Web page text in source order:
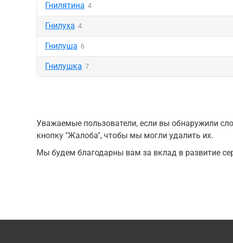
Гнилятина 4
Гнилуха 4
Гнилуша 6
Гнилушка 7
Уважаемые пользователи, если вы обнаружили
кнопку "Жалоба", чтобы мы могли удалить их.
Мы будем благодарны вам за вклад в развитие